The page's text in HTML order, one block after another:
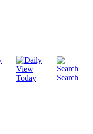
Today Search